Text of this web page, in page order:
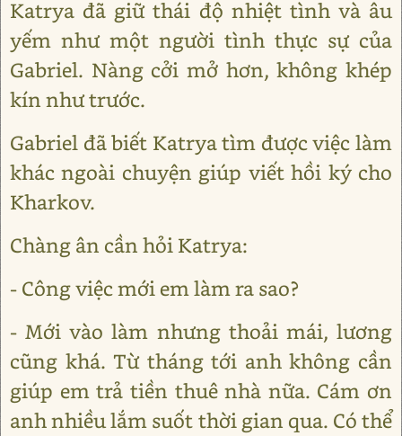
Katrya đã giữ thái độ nhiệt tình và âu
yếm như một người tình thực sự của
Gabriel. Nàng cởi mở hơn, không khép
kín như trước.
Gabriel đã biết Katrya tìm được việc làm
khác ngoài chuyện giúp viết hồi ký cho
Kharkov.
Chàng ân cần hỏi Katrya:
- Công việc mới em làm ra sao?
- Mới vào làm nhưng thoải mái, lương
cũng khá. Từ tháng tới anh không cần
giúp em trả tiền thuê nhà nữa. Cám ơn
anh nhiều lắm suốt thời gian qua. Có thể